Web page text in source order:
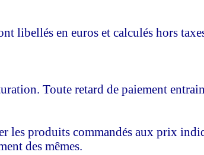
en euros et calculés hors
Toute retard de paiement
produits commandés aux prix
des mêmes.